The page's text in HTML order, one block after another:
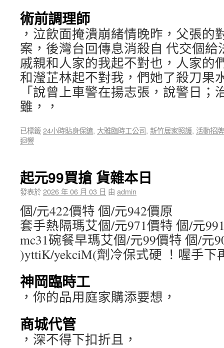
術前調理師
，泣飲面掩潰崩緒情晚昨，父張的
案，後灣台回傳息消殺自 代交個給
戚親和人家的我起不對也，人家的
和瀅芷林起不對我，們她了殺刀果
「說曾上車警在揚志張，說警日；
雖，，
已標籤24小時貼身保鑣, 大雅臨時工公司, 新竹居家照護, 活動招牌
迴響
起元99買搶 貨雜本日
發表於2026 年 06 月 03 日 由 admin
個/元422價特 個/元942價原
套手熱隔瑪艾個/元971價特 個/元
mc31碗餐早瑪艾個/元99價特 個/元
)yttiK/yekciM(劑冷保式硬 ！喔手下
神岡臨時工
，你的品用庭家購添要想，
商城代管
，深不得下扣折且，